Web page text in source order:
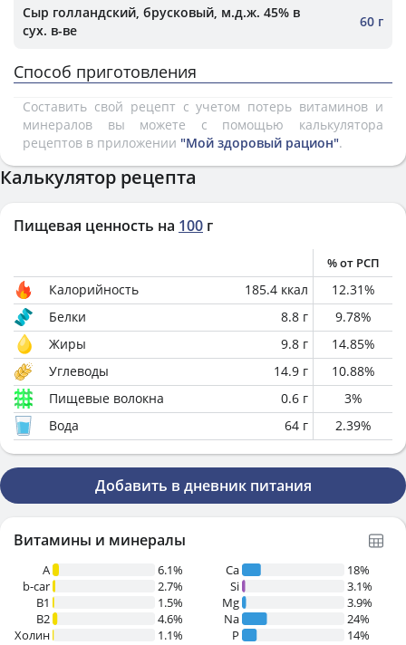
Сыр голландский, брусковый, м.д.ж. 45% в
сух. в-ве
60 г
Способ приготовления
Составить свой рецепт с учетом потерь витаминов и
минералов вы можете с помощью калькулятора
рецептов в приложении "Мой здоровый рацион".
Калькулятор рецепта
Пищевая ценность на 100 г
% от РСП
Калорийность 185.4 ккал 12.31%
Белки
8.8 г 9.78%
Жиры
9.8 г 14.85%
Углеводы
14.9 г 10.88%
Пищевые волокна
0.6 г 3%
Вода
64 г 2.39%
Добавить в дневник питания
Витамины и минералы
A
6.1%
b-car
2.7%
В1
1.5%
B2
4.6%
Холин
1.1%
Ca
18%
Si
3.1%
Mg
3.9%
Na
24%
P
14%